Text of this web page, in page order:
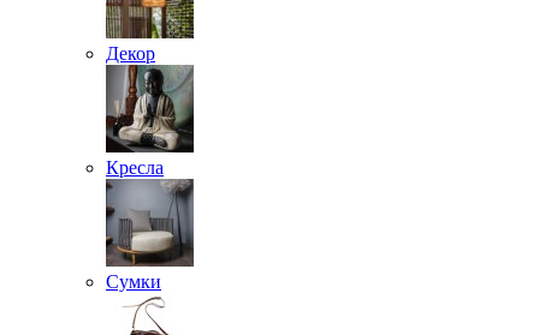
Декор
Кресла
Сумки